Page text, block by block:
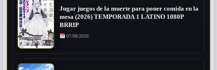
Jugar juegos de la muerte para poner comida en la
mesa (2026) TEMPORADA 1 LATINO 1080P
BRRIP
07/08/2026